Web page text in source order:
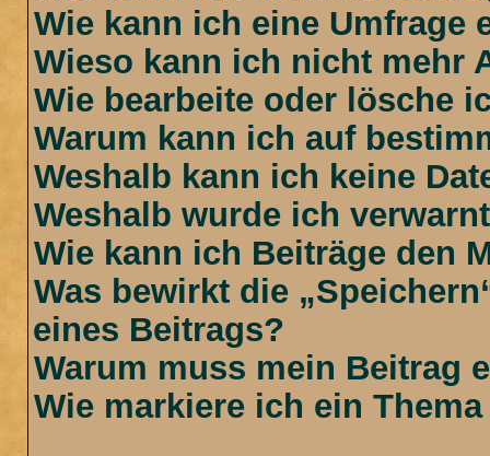
Wie kann ich eine Umfrage
Wieso kann ich nicht mehr
Wie bearbeite oder lösche
Warum kann ich auf
Weshalb kann ich keine
Weshalb wurde ich
Wie kann ich Beiträge den
Was bewirkt die
eines Beitrags?
Warum muss mein Beitrag
Wie markiere ich ein